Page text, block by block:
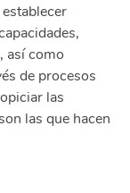
así como
de procesos
las
las que hacen